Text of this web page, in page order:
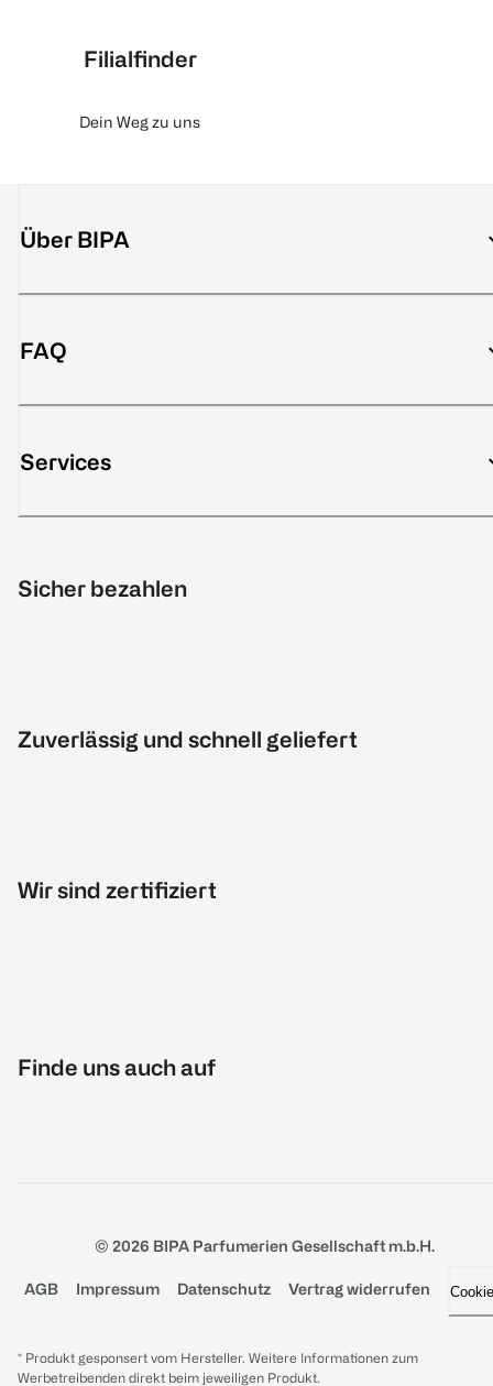
Filialfinder
Dein Weg zu uns
Über BIPA
FAQ
Services
Sicher bezahlen
Zuverlässig und schnell geliefert
Wir sind zertifiziert
Finde uns auch auf
© 2026 BIPA Parfumerien Gesellschaft m.b.H.
AGB Impressum Datenschutz Vertrag widerrufen
* Produkt gesponsert vom Hersteller. Weitere Informationen zum
Werbetreibenden direkt beim jeweiligen Produkt.